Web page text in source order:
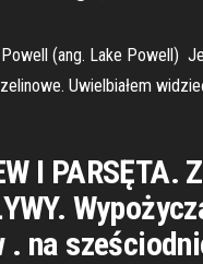
(ang. Lake Powell)
Uwielbiałem
I PARSĘTA. Z
. na